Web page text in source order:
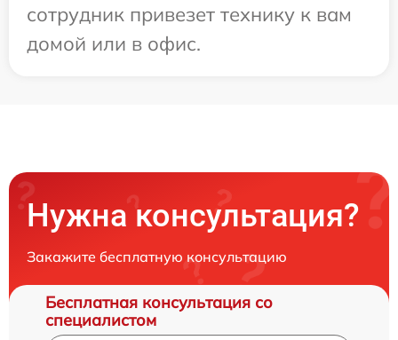
сотрудник привезет технику к вам
домой или в офис.
Нужна консультация?
Закажите бесплатную консультацию
Бесплатная консультация со
специалистом